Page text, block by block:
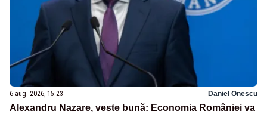
6 aug. 2026, 15:23 Daniel Onescu
Alexandru Nazare, veste bună: Economia României va